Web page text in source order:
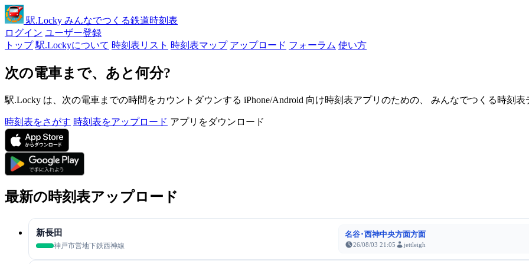
駅.Locky みんなでつくる鉄道時刻表
ログイン ユーザー登録
トップ 駅.Lockyについて 時刻表リスト 時刻表マップ アップロード フォーラム 使い方
次の電車まで、あと何分?
駅.Locky は、次の電車までの時間をカウントダウンする iPhone/Android 向け時刻表アプリのための、 みんなでつくる時刻表
時刻表をさがす 時刻表をアップロード アプリをダウンロード
最新の時刻表アップロード
新長田
神戸市営地下鉄西神線
名谷･西神中央方面方面
26/08/03 21:05 jettleigh